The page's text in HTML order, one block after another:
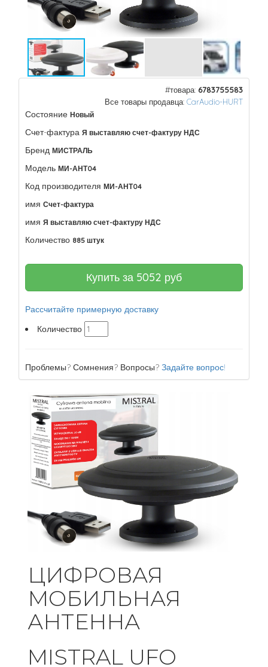
#товара: 6783755583
Все товары продавца: CarAudio-HURT
Состояние Новый
Счет-фактура Я выставляю счет-фактуру НДС
Бренд МИСТРАЛЬ
Модель МИ-АНТ04
Код производителя МИ-АНТ04
имя Счет-фактура
имя Я выставляю счет-фактуру НДС
Количество 885 штук
Купить за 5052 руб
Рассчитайте примерную доставку
Количество
Проблемы? Сомнения? Вопросы? Задайте вопрос!
ЦИФРОВАЯ
МОБИЛЬНАЯ
АНТЕННА
MISTRAL UFO